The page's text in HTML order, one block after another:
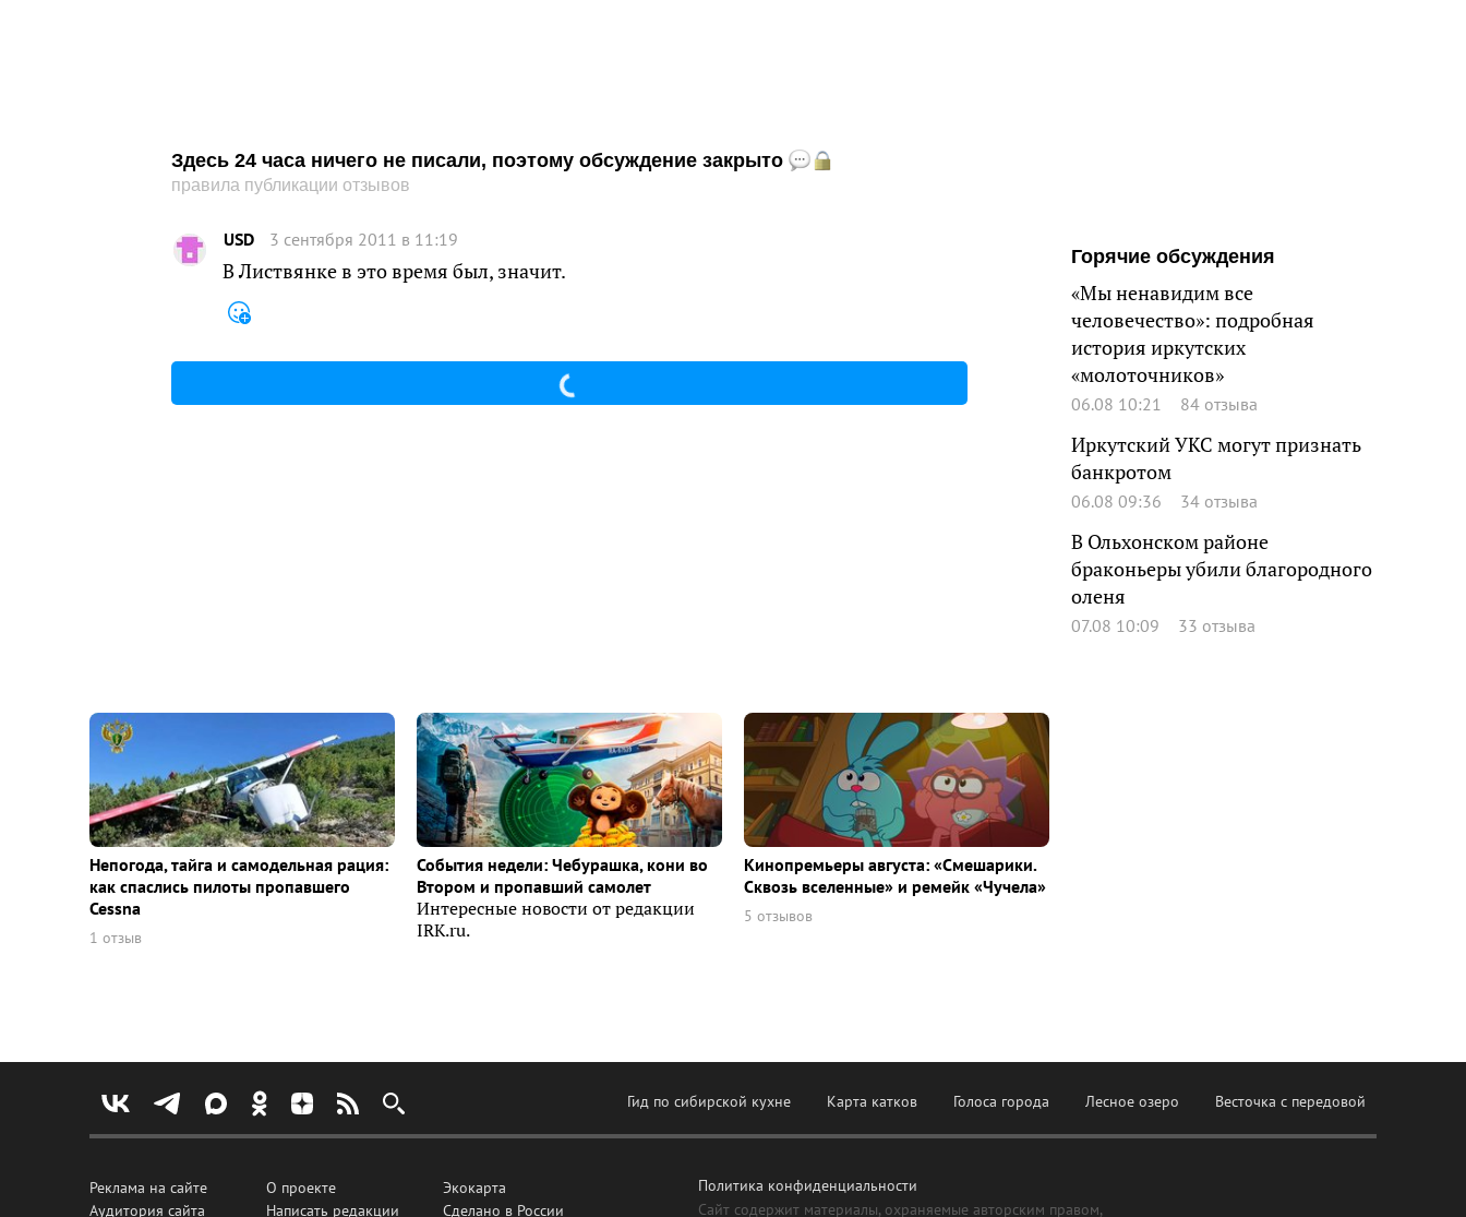
Здесь 24 часа ничего не писали, поэтому обсуждение закрыто
правила публикации отзывов
USD 3 сентября 2011 в 11:19
В Листвянке в это время был, значит.
Горячие обсуждения
«Мы ненавидим все
человечество»: подробная
история иркутских
«молоточников»
06.08 10:21 84 отзыва
Иркутский УКС могут признать
банкротом
06.08 09:36 34 отзыва
В Ольхонском районе
браконьеры убили благородного
оленя
07.08 10:09 33 отзыва
Непогода, тайга и самодельная рация:
как спаслись пилоты пропавшего
Cessna
1 отзыв
События недели: Чебурашка, кони во
Втором и пропавший самолет
Интересные новости от редакции
IRK.ru.
Кинопремьеры августа: «Смешарики.
Сквозь вселенные» и ремейк «Чучела»
5 отзывов
Гид по сибирской кухне Карта катков Голоса города Лесное озеро Весточка с передовой
Реклама на сайте
Аудитория сайта
О проекте
Написать редакции
Экокарта
Сделано в России
Политика конфиденциальности
Сайт содержит материалы, охраняемые авторским правом,